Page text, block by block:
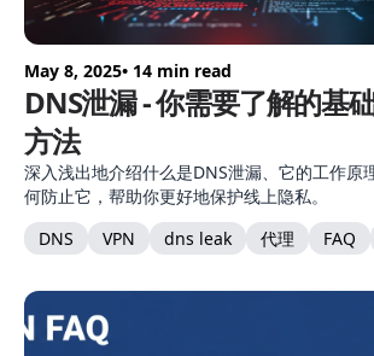
May 8, 2025• 14 min read
DNS泄漏 - 你需要了解的基
方法
深入浅出地介绍什么是DNS泄漏、它的工作原
何防止它，帮助你更好地保护线上隐私。
DNS
VPN dns leak 代理 FAQ